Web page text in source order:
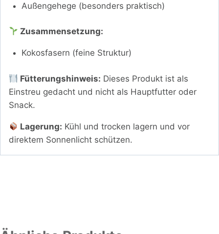
Außengehege (besonders praktisch)
Zusammensetzung:
Kokosfasern (feine Struktur)
Fütterungshinweis: Dieses Produkt ist als
Einstreu gedacht und nicht als Hauptfutter oder
Snack.
Lagerung: Kühl und trocken lagern und vor
direktem Sonnenlicht schützen.